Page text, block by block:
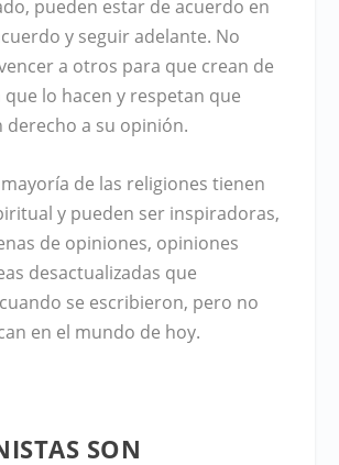
pueden estar de acuerdo en
y seguir adelante. No
a otros para que crean de
lo hacen y respetan que
derecho a su opinión.
de las religiones tienen
y pueden ser inspiradoras,
de opiniones, opiniones
desactualizadas que
se escribieron, pero no
en el mundo de hoy.
SON